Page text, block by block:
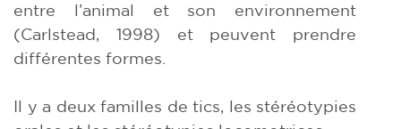
entre l’animal et son environnement
(Carlstead, 1998) et peuvent prendre
différentes formes.
Il y a deux familles de tics, les stéréotypies